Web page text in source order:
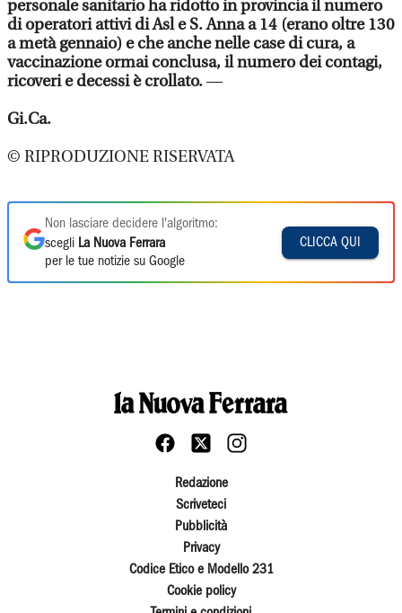
personale sanitario ha ridotto in provincia il numero
di operatori attivi di Asl e S. Anna a 14 (erano oltre 130
a metà gennaio) e che anche nelle case di cura, a
vaccinazione ormai conclusa, il numero dei contagi,
ricoveri e decessi è crollato.—
Gi.Ca.
© RIPRODUZIONE RISERVATA
Non lasciare decidere l'algoritmo:
scegli La Nuova Ferrara
per le tue notizie su Google
CLICCA QUI
Redazione
Scriveteci
Pubblicità
Privacy
Codice Etico e Modello 231
Cookie policy